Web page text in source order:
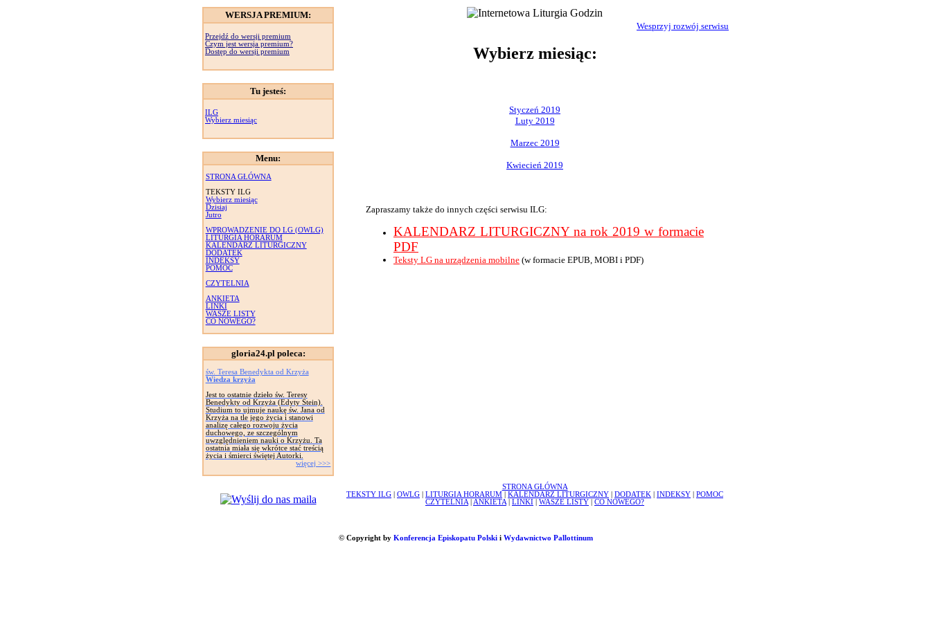
WERSJA PREMIUM:
Przejdź do wersji premium
Czym jest wersja premium?
Dostęp do wersji premium
Tu jesteś:
ILG
Wybierz miesiąc
Menu:
STRONA GŁÓWNA
TEKSTY ILG
Wybierz miesiąc
Dzisiaj
Jutro
WPROWADZENIE DO LG (OWLG)
LITURGIA HORARUM
KALENDARZ LITURGICZNY
DODATEK
INDEKSY
POMOC
CZYTELNIA
ANKIETA
LINKI
WASZE LISTY
CO NOWEGO?
gloria24.pl poleca:
św. Teresa Benedykta od Krzyża
Wiedza krzyża
Jest to ostatnie dzieło św. Teresy
Benedykty od Krzyża (Edyty Stein).
Studium to ujmuje naukę św. Jana od
Krzyża na tle jego życia i stanowi
analizę całego rozwoju życia
duchowego, ze szczególnym
uwzględnieniem nauki o Krzyżu. Ta
ostatnia miała się wkrótce stać treścią
życia i śmierci świętej Autorki.
więcej >>>
Wesprzyj rozwój serwisu
Wybierz miesiąc:
Styczeń 2019
Luty 2019
Marzec 2019
Kwiecień 2019
Zapraszamy także do innych części serwisu ILG:
KALENDARZ LITURGICZNY na rok 2019 w formacie
PDF
Teksty LG na urządzenia mobilne (w formacie EPUB, MOBI i PDF)
STRONA GŁÓWNA
TEKSTY ILG
OWLG LITURGIA HORARUM KALENDARZ LITURGICZNY DODATEK INDEKSY
POMOC
CZYTELNIA
ANKIETA LINKI WASZE LISTY CO NOWEGO?
© Copyright by Konferencja Episkopatu Polskii Wydawnictwo Pallottinum